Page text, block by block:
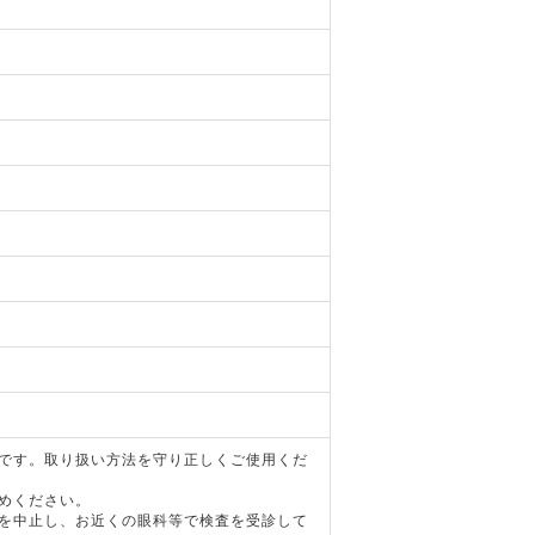
す。取り扱い方法を守り正しくご使用くだ
ください。
中止し、お近くの眼科等で検査を受診して